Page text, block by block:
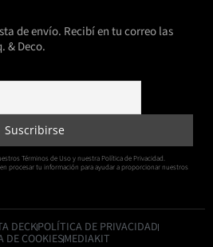
de envío. Recibí en tu correo las
& Deco.
Términos de Uso y nuestra Política de Privacidad.
procesar tu información para ayudar a proporcionar nuestros
DECKPOLÍTICA DE PRIVACIDAD
DE COOKIESMEDIAKIT